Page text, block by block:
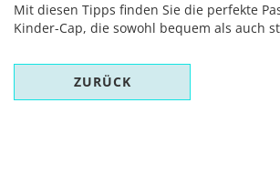
Mit diesen Tipps finden Sie die perfekte
Kinder-Cap, die sowohl bequem als auch
ZURÜCK